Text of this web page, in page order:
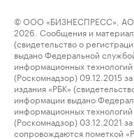
© ООО «БИЗНЕСПРЕСС»,
2026. Сообщения и
(свидетельство о
выдано Федеральной
информационных
(Роскомнадзор) 09.12.2015
издания «РБК»
информации выдано
информационных
(Роскомнадзор) 03.12.2021
сопровождаются пометкой